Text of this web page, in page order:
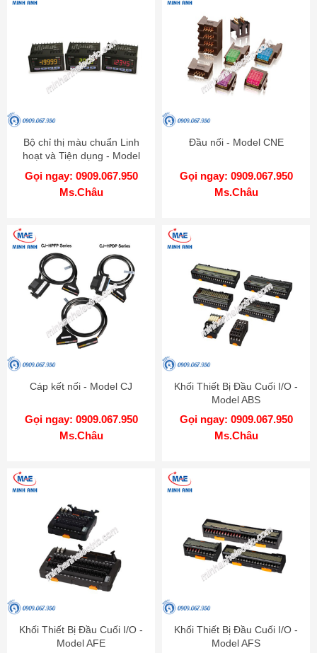
Bộ chỉ thị màu chuẩn Linh
hoạt và Tiện dụng - Model
KN-2000W
Gọi ngay: 0909.067.950
Ms.Châu
Đầu nối - Model CNE
Gọi ngay: 0909.067.950
Ms.Châu
Cáp kết nối - Model CJ
Gọi ngay: 0909.067.950
Ms.Châu
Khối Thiết Bị Đầu Cuối I/O -
Model ABS
Gọi ngay: 0909.067.950
Ms.Châu
Khối Thiết Bị Đầu Cuối I/O -
Model AFE
Khối Thiết Bị Đầu Cuối I/O -
Model AFS